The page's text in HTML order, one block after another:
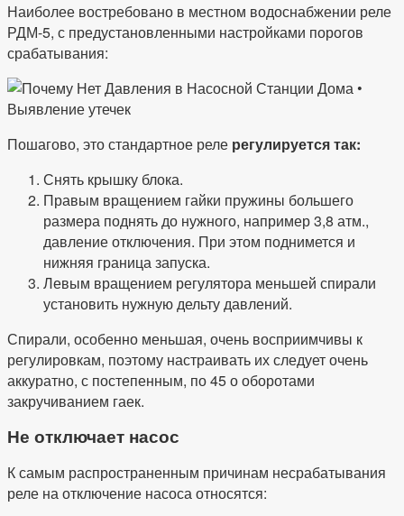
Наиболее востребовано в местном водоснабжении реле
РДМ-5, с предустановленными настройками порогов
срабатывания:
Пошагово, это стандартное реле регулируется так:
Снять крышку блока.
Правым вращением гайки пружины большего
размера поднять до нужного, например 3,8 атм.,
давление отключения. При этом поднимется и
нижняя граница запуска.
Левым вращением регулятора меньшей спирали
установить нужную дельту давлений.
Спирали, особенно меньшая, очень восприимчивы к
регулировкам, поэтому настраивать их следует очень
аккуратно, с постепенным, по 45 о оборотами
закручиванием гаек.
Не отключает насос
К самым распространенным причинам несрабатывания
реле на отключение насоса относятся: